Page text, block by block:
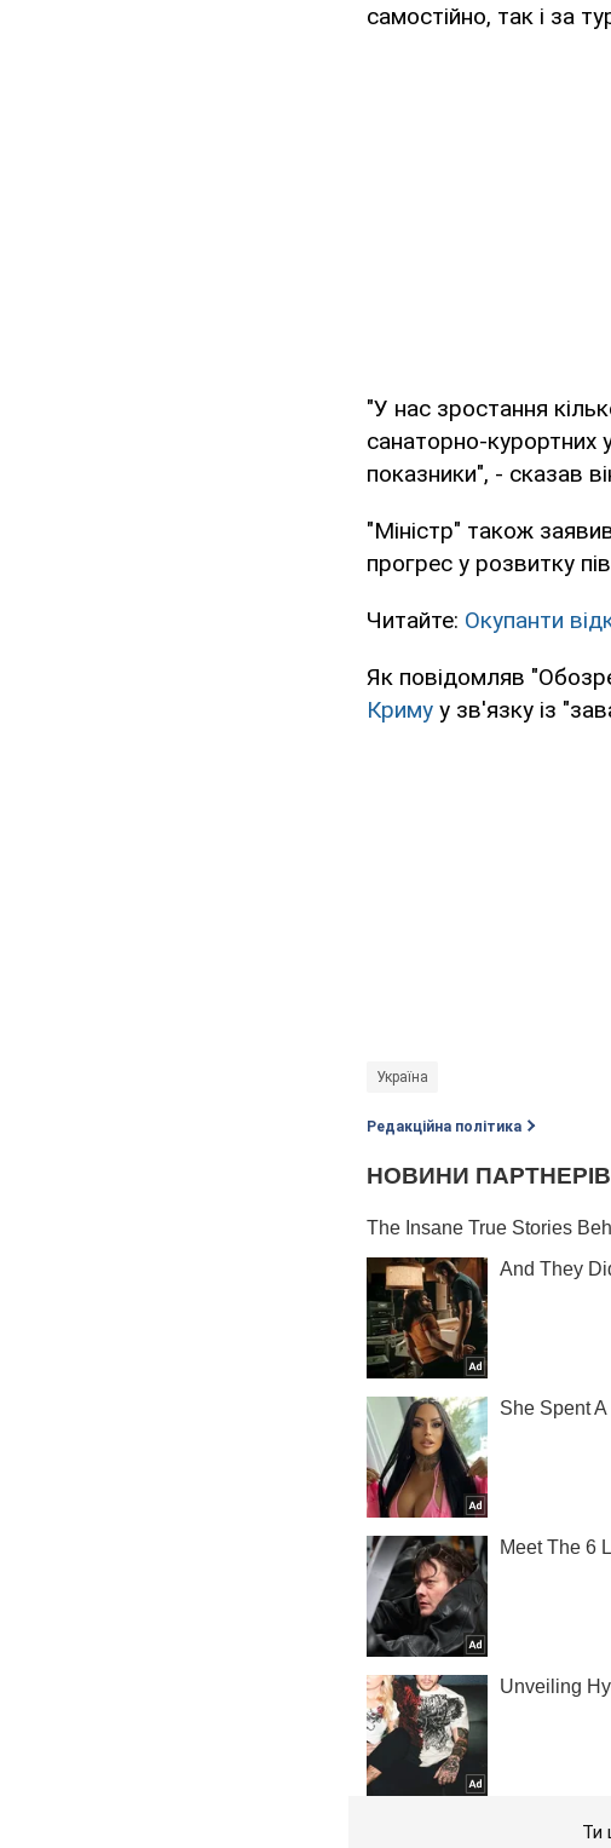
самостійно, так і за
"У нас зростання
санаторно-курортних
показники", - сказав
"Міністр" також
прогрес у розвитку
Читайте: Окупанти
Як повідомляв
Криму у зв'язку із
Україна
Редакційна політика
Ти